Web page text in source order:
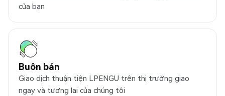
của bạn
Buôn bán
Giao dịch thuận tiện LPENGU trên thị trường giao
ngay và tương lai của chúng tôi